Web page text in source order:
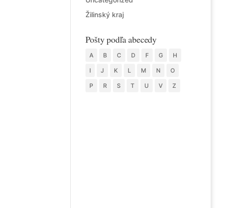
Žilinský kraj
Pošty podľa abecedy
A B C D F G H
I J K L M N O
P R S T U V Z